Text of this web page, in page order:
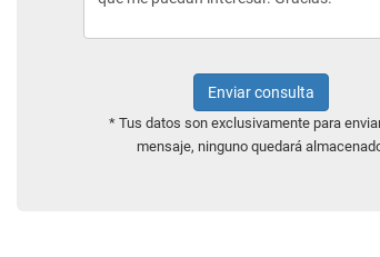
Enviar consulta
* Tus datos son exclusivamente para
mensaje, ninguno quedará